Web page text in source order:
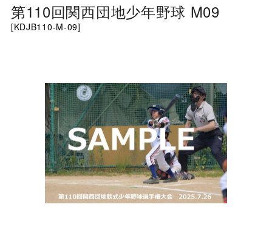
第110回関西団地少年野球 M09
[KDJB110-M-09]